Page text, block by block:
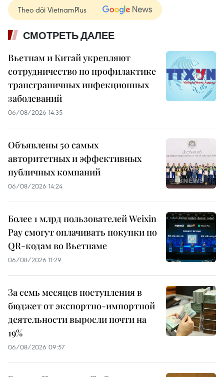
Theo dõi VietnamPlus
СМОТРЕТЬ ДАЛЕЕ
Вьетнам и Китай укрепляют
сотрудничество по профилактике
трансграничных инфекционных
заболеваний
06/08/2026 14:35
Объявлены 50 самых
авторитетных и эффективных
публичных компаний
06/08/2026 14:24
Более 1 млрд пользователей Weixin
Pay смогут оплачивать покупки по
QR-кодам во Вьетнаме
06/08/2026 11:29
За семь месяцев поступления в
бюджет от экспортно-импортной
деятельности выросли почти на
19%
06/08/2026 09:57